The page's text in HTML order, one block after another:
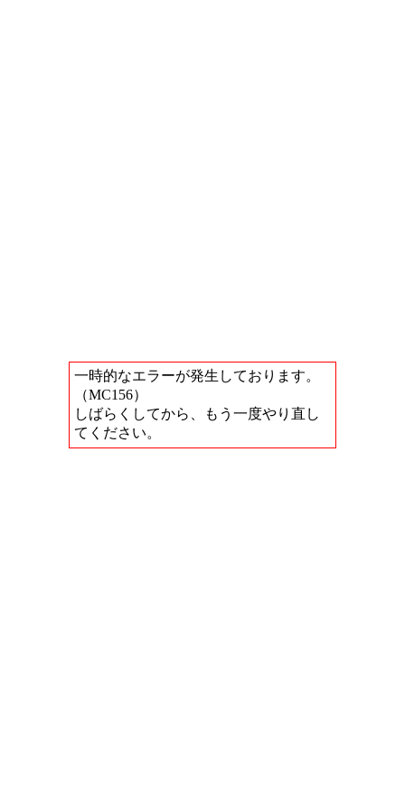
一時的なエラーが発生しております。
（MC156）
しばらくしてから、もう一度やり直し
てください。